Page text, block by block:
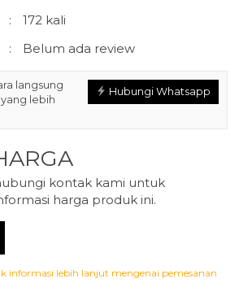
:
172 kali
: Belum ada review
Hubungi Whatsapp
langsung
lebih
kontak kami untuk
harga produk ini.
informasi lebih lanjut mengenai pemesanan